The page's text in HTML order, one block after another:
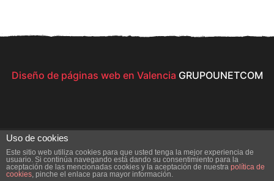
Diseño de páginas web en Valencia GRUPOUNETCOM
© 2026 All Rights Reserved
Uso de cookies
Este sitio web utiliza cookies para que usted tenga la mejor experiencia de
usuario. Si continúa navegando está dando su consentimiento para la
aceptación de las mencionadas cookies y la aceptación de nuestra política de
cookies, pinche el enlace para mayor información.